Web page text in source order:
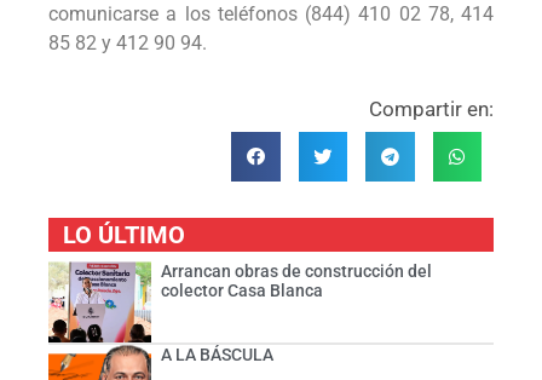
comunicarse a los teléfonos (844) 410 02 78, 414
85 82 y 412 90 94.
Compartir en:
LO ÚLTIMO
Arrancan obras de construcción del
colector Casa Blanca
A LA BÁSCULA